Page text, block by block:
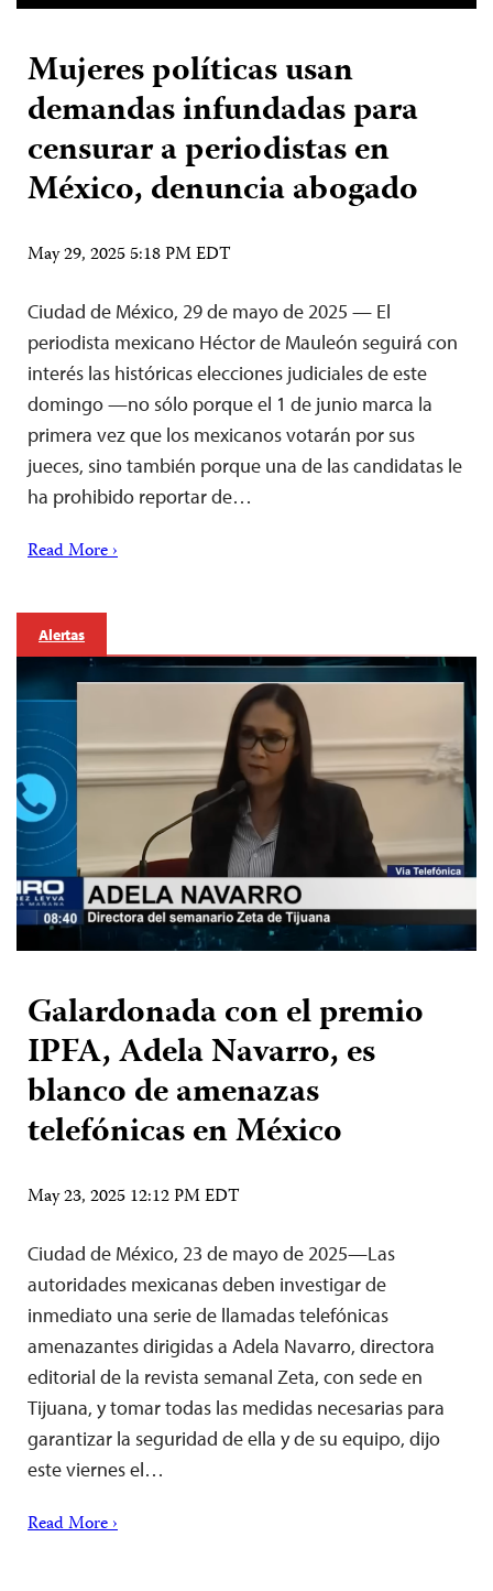
Mujeres políticas usan
demandas infundadas para
censurar a periodistas en
México, denuncia abogado
May 29, 2025 5:18 PM EDT
Ciudad de México, 29 de mayo de 2025 — El
periodista mexicano Héctor de Mauleón seguirá con
interés las históricas elecciones judiciales de este
domingo —no sólo porque el 1 de junio marca la
primera vez que los mexicanos votarán por sus
jueces, sino también porque una de las candidatas le
ha prohibido reportar de…
Read More ›
Alertas
Galardonada con el premio
IPFA, Adela Navarro, es
blanco de amenazas
telefónicas en México
May 23, 2025 12:12 PM EDT
Ciudad de México, 23 de mayo de 2025—Las
autoridades mexicanas deben investigar de
inmediato una serie de llamadas telefónicas
amenazantes dirigidas a Adela Navarro, directora
editorial de la revista semanal Zeta, con sede en
Tijuana, y tomar todas las medidas necesarias para
garantizar la seguridad de ella y de su equipo, dijo
este viernes el…
Read More ›